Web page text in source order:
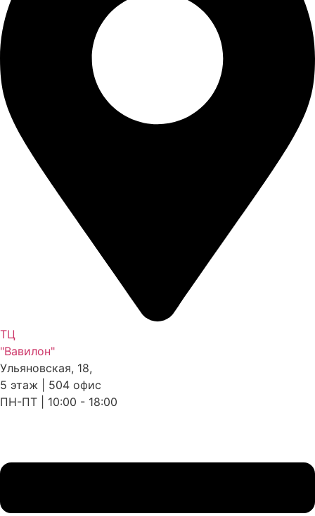
ТЦ
"Вавилон"
Ульяновская, 18,
5 этаж | 504 офис
ПН-ПТ | 10:00 - 18:00